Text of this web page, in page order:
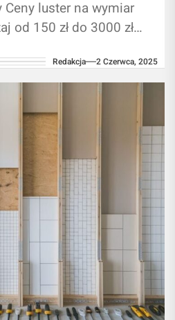
luster na wymiar
od 150 zł do 3000 zł
Redakcja 2 Czerwca, 2025